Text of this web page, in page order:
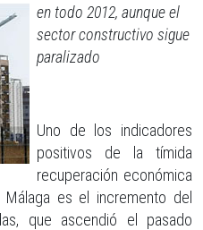
en todo 2012, aunque el
sector constructivo sigue
paralizado
Uno de los indicadores
positivos de la tímida
recuperación económica
es el incremento del
que ascendió el pasado